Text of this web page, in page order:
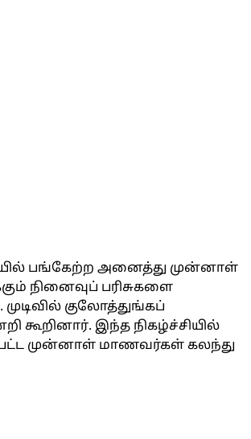
பங்கேற்ற அனைத்து முன்னாள்
நினைவுப் பரிசுகளை
குலோத்துங்கப்
கூறினார். இந்த நிகழ்ச்சியில்
முன்னாள் மாணவர்கள் கலந்து